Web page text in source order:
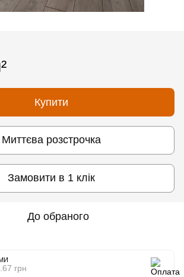
Купити
Миттєва розстрочка
Замовити в 1 клік
До обраного
грн